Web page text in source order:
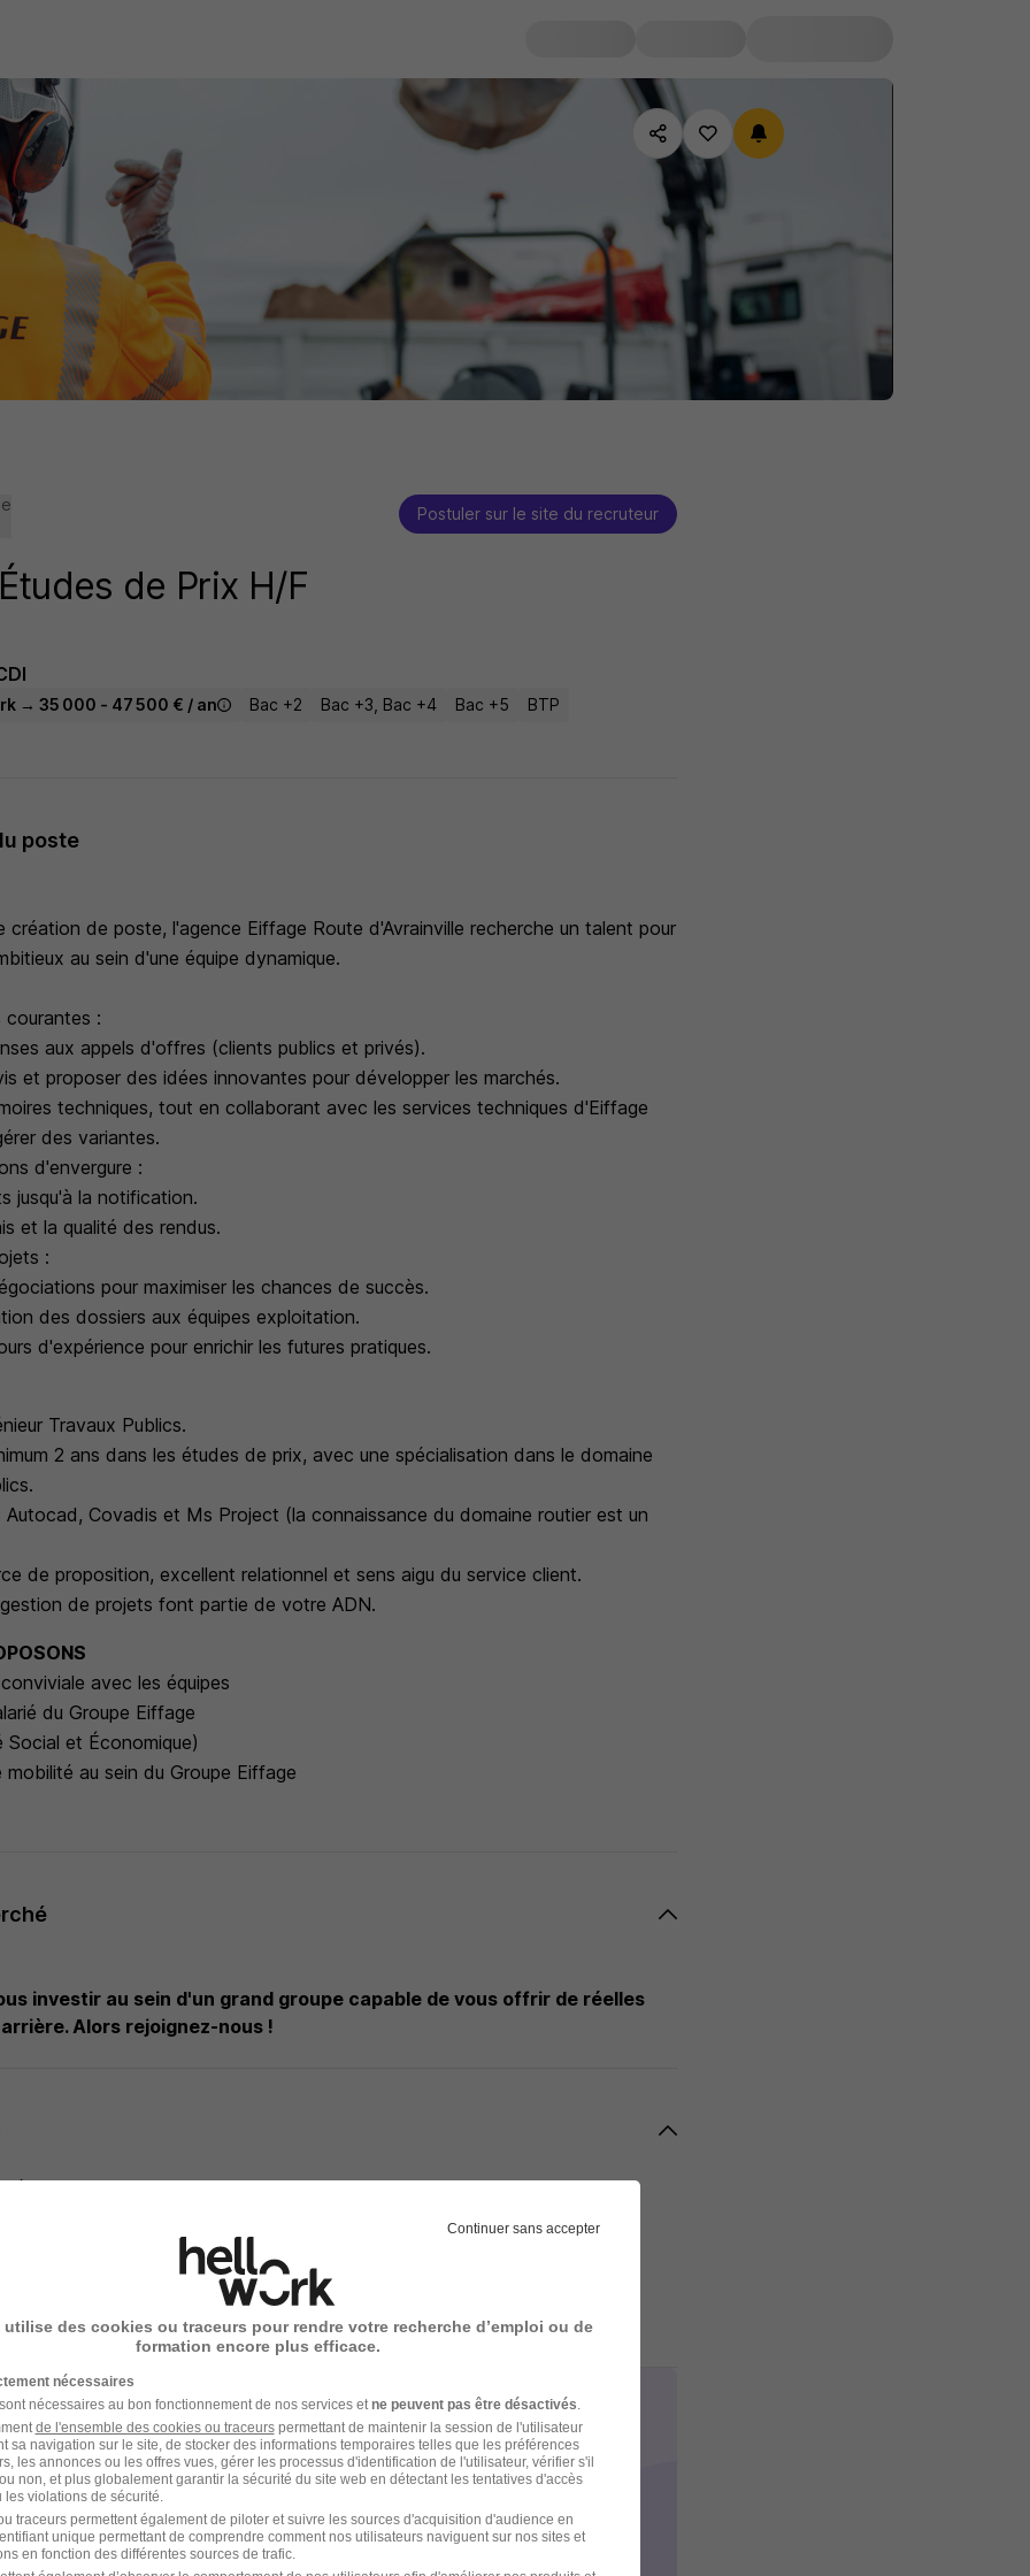
Postuler sur le site du recruteur
de Prix H/F
→ 35 000 - 47 500 € / an Bac +2 Bac +3, Bac +4 Bac +5 BTP
poste
création de poste, l'agence Eiffage Route d'Avrainville recherche un talent pour
au sein d'une équipe dynamique.
courantes :
aux appels d'offres (clients publics et privés).
et proposer des idées innovantes pour développer les marchés.
techniques, tout en collaborant avec les services techniques d'Eiffage
des variantes.
d'envergure :
jusqu'à la notification.
et la qualité des rendus.
:
pour maximiser les chances de succès.
des dossiers aux équipes exploitation.
d'expérience pour enrichir les futures pratiques.
Travaux Publics.
2 ans dans les études de prix, avec une spécialisation dans le domaine
Autocad, Covadis et Ms Project (la connaissance du domaine routier est un
de proposition, excellent relationnel et sens aigu du service client.
de projets font partie de votre ADN.
avec les équipes
du Groupe Eiffage
Social et Économique)
mobilité au sein du Groupe Eiffage
investir au sein d'un grand groupe capable de vous offrir de réelles
Alors rejoignez-nous !
fort : 80% des collaborateurs sont actionnaires
participation selon les entreprises
carrière et de mobilité interne
de formation selon votre profil
à 100%
recrutement
peuvent varier selon l'offre à laquelle vous postulez.
avec l’équipe recrutement
Continuer sans accepter
utilise des cookies ou traceurs pour rendre votre recherche d’emploi ou de
formation encore plus efficace.
nécessaires
nécessaires au bon fonctionnement de nos services et ne peuvent pas être désactivés
de l'ensemble des cookies ou traceurspermettant de maintenir la session de l'utilisateur
sa navigation sur le site, de stocker des informations temporaires telles que les préférences
les annonces ou les offres vues, gérer les processus d'identification de l'utilisateur, vérifier s'il
non, et plus globalement garantir la sécurité du site web en détectant les tentatives d'accès
violations de sécurité.
traceurs permettent également de piloter et suivre les sources d'acquisition d'audience en
unique permettant de comprendre comment nos utilisateurs naviguent sur nos sites et
en fonction des différentes sources de trafic.